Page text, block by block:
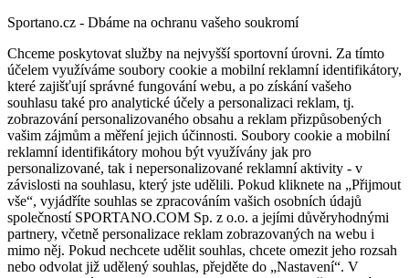
Sportano.cz - Dbáme na ochranu vašeho soukromí
Chceme poskytovat služby na nejvyšší sportovní úrovni. Za tímto
účelem využíváme soubory cookie a mobilní reklamní identifikátory,
které zajišťují správné fungování webu, a po získání vašeho
souhlasu také pro analytické účely a personalizaci reklam, tj.
zobrazování personalizovaného obsahu a reklam přizpůsobených
vašim zájmům a měření jejich účinnosti. Soubory cookie a mobilní
reklamní identifikátory mohou být využívány jak pro
personalizované, tak i nepersonalizované reklamní aktivity - v
závislosti na souhlasu, který jste udělili. Pokud kliknete na „Přijmout
vše“, vyjádříte souhlas se zpracováním vašich osobních údajů
společností SPORTANO.COM Sp. z o.o. a jejími důvěryhodnými
partnery, včetně personalizace reklam zobrazovaných na webu i
mimo něj. Pokud nechcete udělit souhlas, chcete omezit jeho rozsah
nebo odvolat již udělený souhlas, přejděte do „Nastavení“. V